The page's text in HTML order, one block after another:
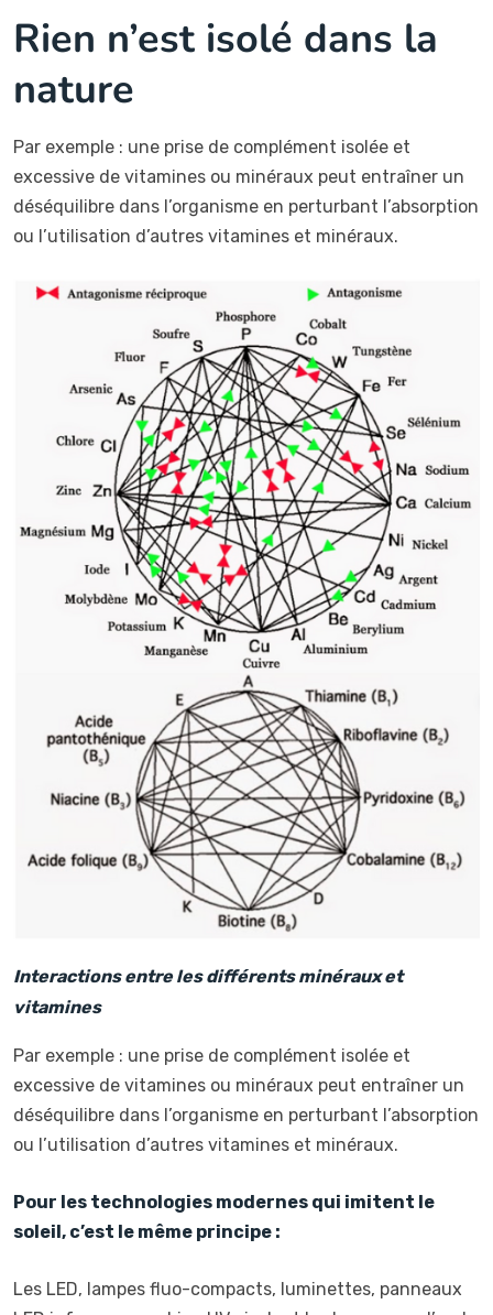
Rien n’est isolé dans la
nature
Par exemple : une prise de complément isolée et
excessive de vitamines ou minéraux peut entraîner un
déséquilibre dans l’organisme en perturbant l’absorption
ou l’utilisation d’autres vitamines et minéraux.
Interactions entre les différents minéraux et
vitamines
Par exemple : une prise de complément isolée et
excessive de vitamines ou minéraux peut entraîner un
déséquilibre dans l’organisme en perturbant l’absorption
ou l’utilisation d’autres vitamines et minéraux.
Pour les technologies modernes qui imitent le
soleil, c’est le même principe :
Les LED, lampes fluo-compacts, luminettes, panneaux